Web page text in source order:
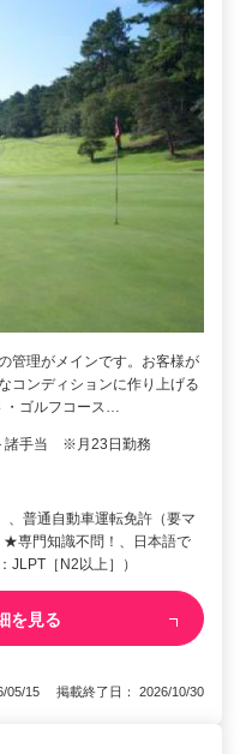
管理がメインです。お客様が
コンディションに作り上げる
ゴルフコース…
諸手当 ※月23日勤務
、普通自動車運転免許（要マ
専門知識不問！、日本語で
JLPT［N2以上］）
を見る
05/15 掲載終了日： 2026/10/30